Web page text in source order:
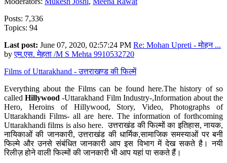
Posts: 7,336
Topics: 94
Last post: June 07, 2020, 02:57:24 PM Re: Mohan Upreti - मोहन ...
byएम.एस. मेहता /M S Mehta 9910532720
Films of Uttarakhand - उत्तराखण्ड की फिल्में
Everything about the Films can be found here.The history of so
calledHillywood-Uttarakhand Film Industry-,Information about the
Hero, Heroins of Hillywood, Story, Video, Photographs of
Uttarakhandi Films- all are here. The information of forthcoming
Uttarakhandi films is also here. उत्तराखंड की फिल्मों का इतिहास, नायक,
नायिकाओं की जानकारी, उत्तराखंड की धार्मिक,सामाजिक समस्याओं पर बनी
फिल्मे और उनसे संबंधित जानकारी आप इस विभाग में देख सकते है। नयी
रिलीज़ होने वाली फिल्मों की जानकारी भी आप यहां पा सकते हैं।